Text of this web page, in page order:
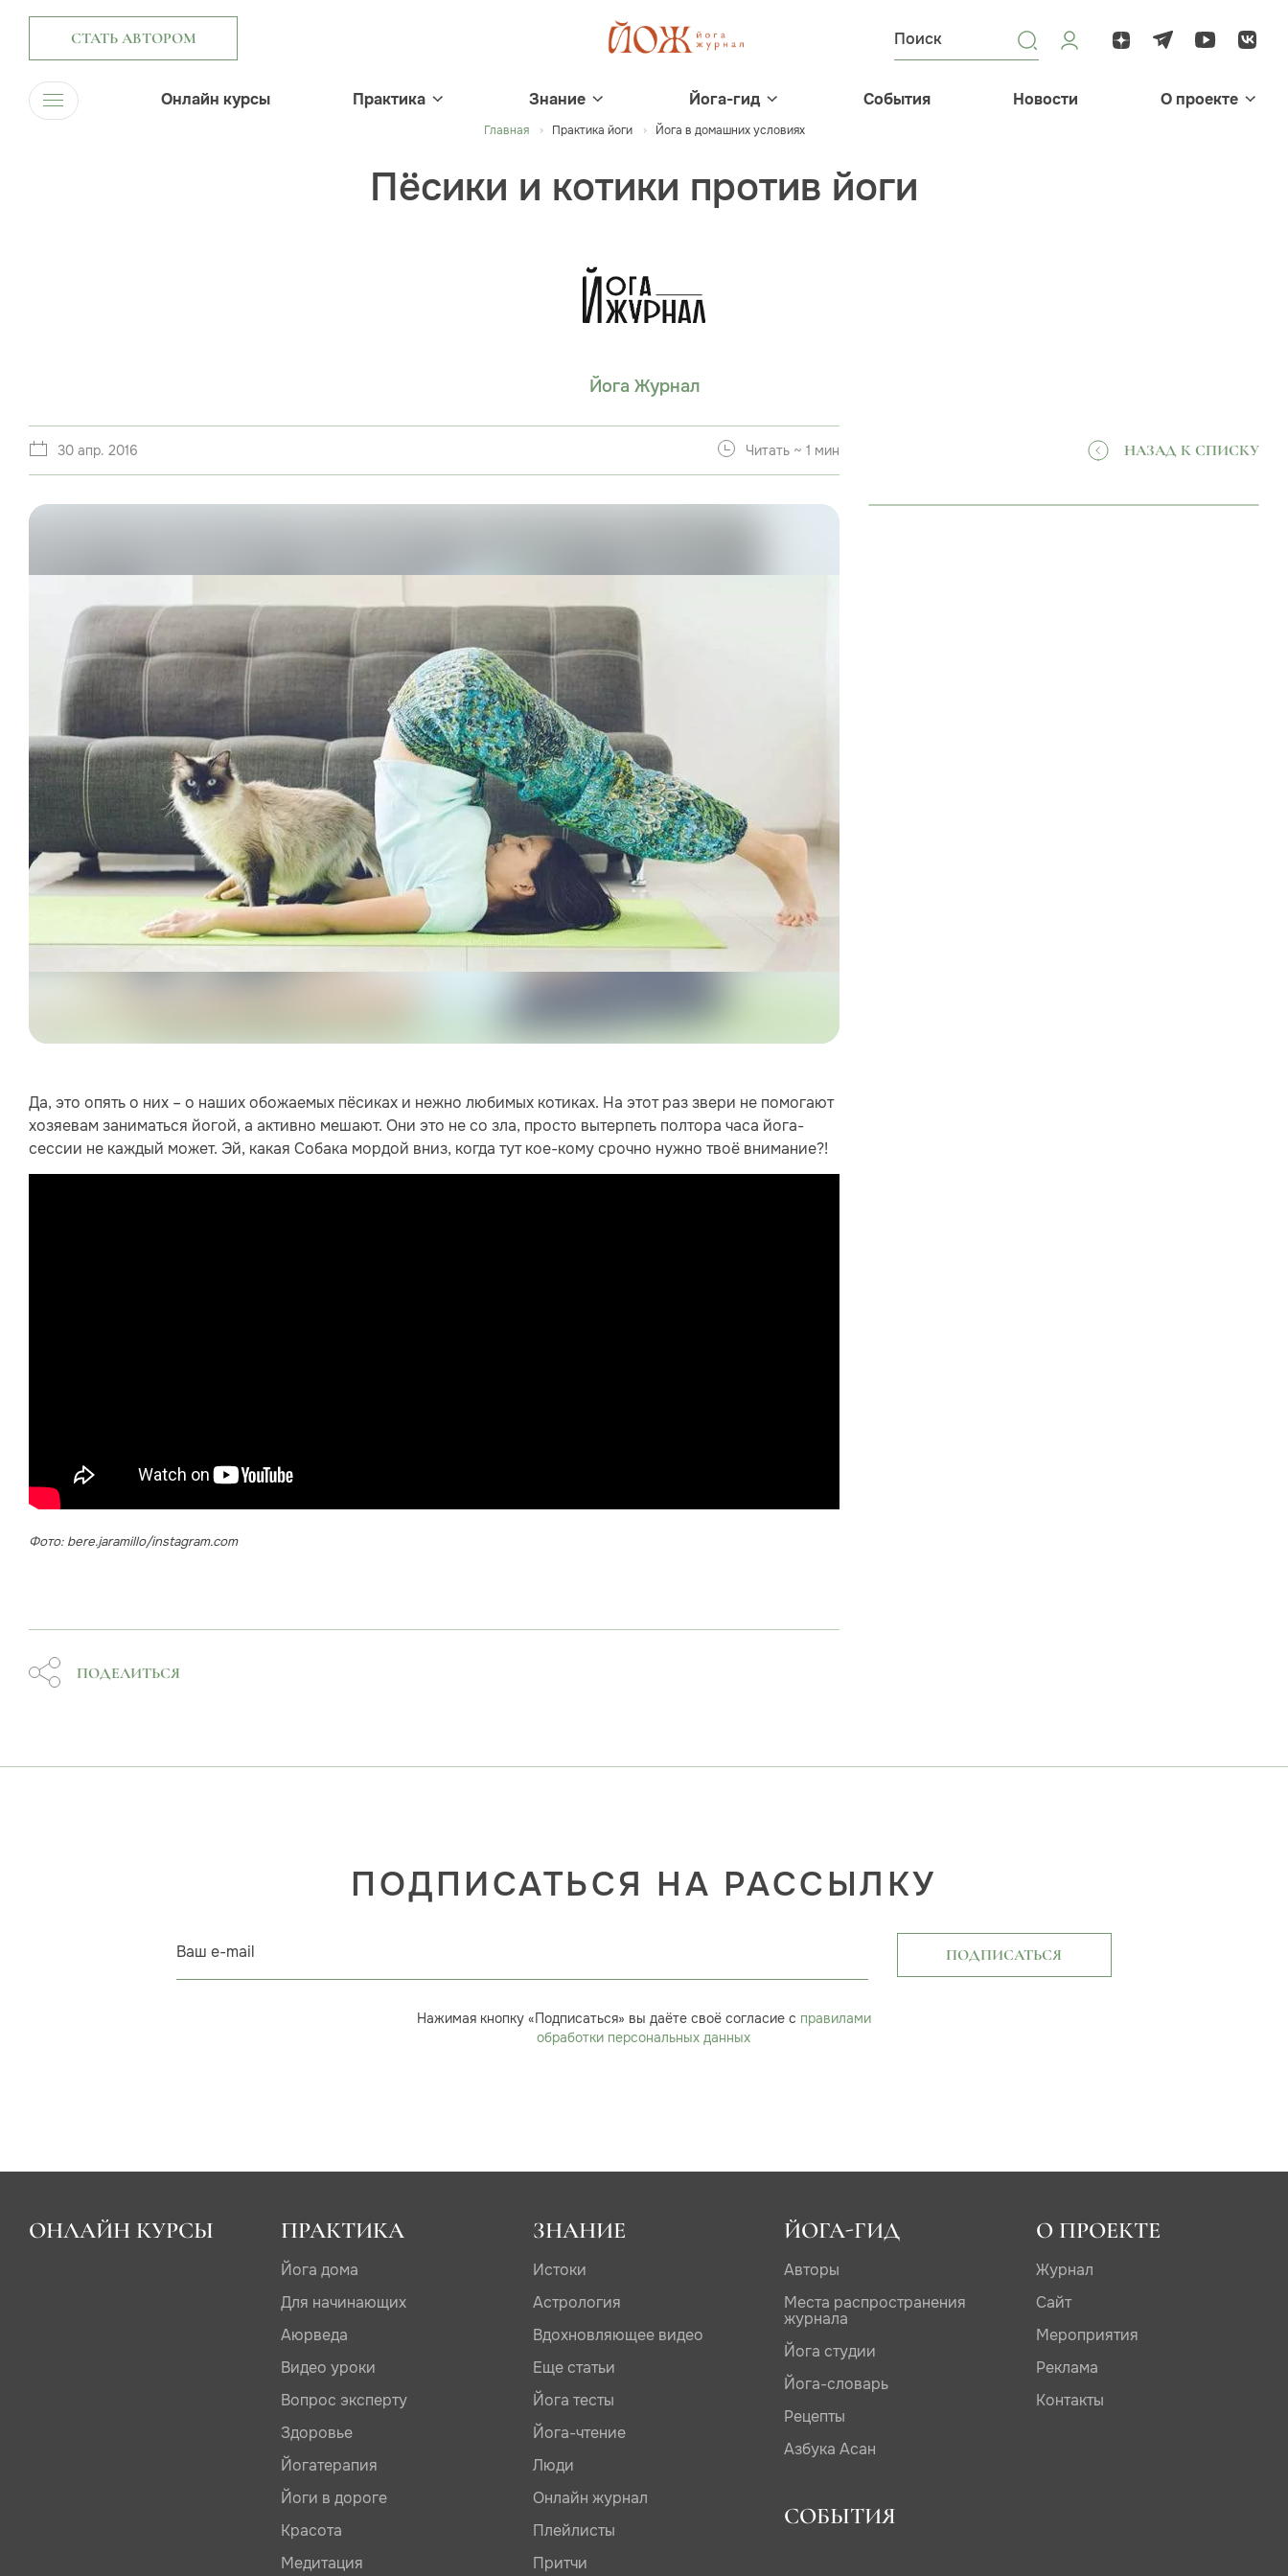
СТАТЬ АВТОРОМ
Онлайн курсы Практика Знание Йога-гид События Новости О проекте
Главная Практика йоги Йога в домашних условиях
Пёсики и котики против йоги
Йога Журнал
30 апр. 2016 Читать ~ 1 мин НАЗАД К СПИСКУ
Да, это опять о них – о наших обожаемых пёсиках и нежно любимых котиках. На этот раз звери не помогают
хозяевам заниматься йогой, а активно мешают. Они это не со зла, просто вытерпеть полтора часа йога-
сессии не каждый может. Эй, какая Собака мордой вниз, когда тут кое-кому срочно нужно твоё внимание?!
Фото: bere.jaramillo/instagram.com
ПОДЕЛИТЬСЯ
ПОДПИСАТЬСЯ НА РАССЫЛКУ
Ваш e-mail ПОДПИСАТЬСЯ
Нажимая кнопку «Подписаться» вы даёте своё согласие с правилами
обработки персональных данных
ОНЛАЙН КУРСЫ ПРАКТИКА
Йога дома
Для начинающих
Аюрведа
Видео уроки
Вопрос эксперту
Здоровье
Йогатерапия
Йоги в дороге
Красота
Медитация
ЗНАНИЕ
Истоки
Астрология
Вдохновляющее видео
Еще статьи
Йога тесты
Йога-чтение
Люди
Онлайн журнал
Плейлисты
Притчи
ЙОГА-ГИД
Авторы
Места распространения
журнала
Йога студии
Йога-словарь
Рецепты
Азбука Асан
СОБЫТИЯ
О ПРОЕКТЕ
Журнал
Сайт
Мероприятия
Реклама
Контакты